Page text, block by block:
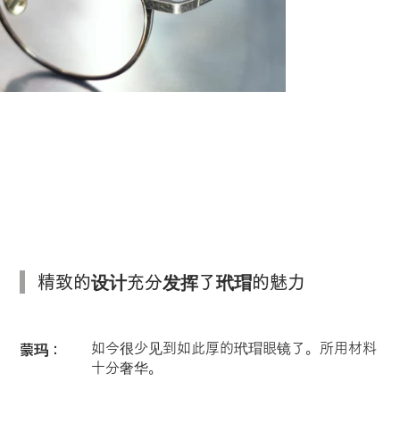
精致的设计充分发挥了玳瑁的魅力
蒙玛：
如今很少见到如此厚的玳瑁眼镜了。所用材料
十分奢华。